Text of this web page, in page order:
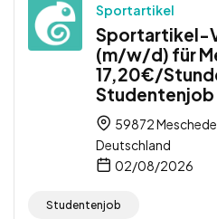
Sportartikel
Sportartikel-
(m/w/d) für
17,20€/
Studentenjob
59872
Deutschland
02/08/2026
Studentenjob